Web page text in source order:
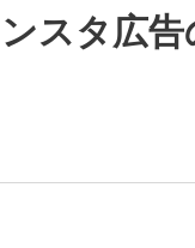
スタ広